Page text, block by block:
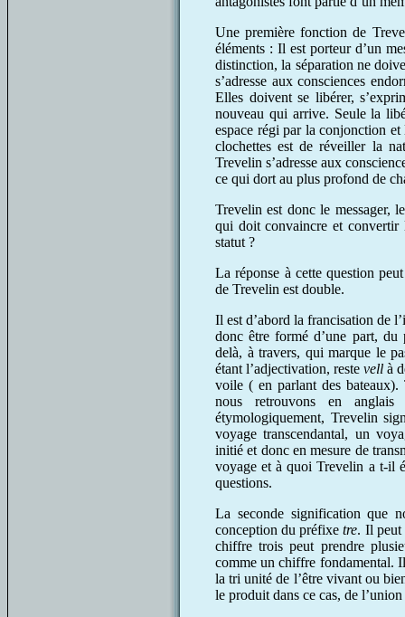
Une première fonction de
éléments : Il est porteur d’un
distinction, la séparation ne
s’adresse aux consciences
Elles doivent se libérer,
nouveau qui arrive. Seule la
espace régi par la conjonction
clochettes est de réveiller la
Trevelin s’adresse aux
ce qui dort au plus profond de
Trevelin est donc le messager,
qui doit convaincre et convertir
statut ?
La réponse à cette question
de Trevelin est double.
Il est d’abord la francisation de
donc être formé d’une part,
delà, à travers, qui marque le
étant l’adjectivation, reste vell à
voile ( en parlant des
nous retrouvons en
étymologiquement, Trevelin
voyage transcendantal, un
initié et donc en mesure de
voyage et à quoi Trevelin a t-il
questions.
La seconde signification que
conception du préfixetre. Il
chiffre trois peut prendre
comme un chiffre fondamental.
la tri unité de l’être vivant ou
le produit dans ce cas, de